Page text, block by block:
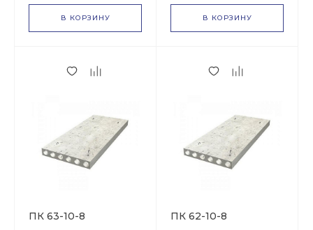
В КОРЗИНУ В КОРЗИНУ
ПК 63-10-8 ПК 62-10-8